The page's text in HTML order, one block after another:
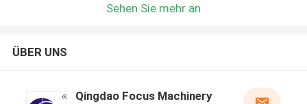
Sehen Sie mehr an
ÜBER UNS
Qingdao Focus Machinery